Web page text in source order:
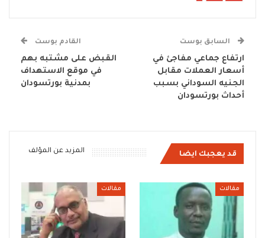
السابق بوست
ارتفاع جماعي مفاجئ في
أسعار العملات مقابل
الجنيه السوداني بسبب
أحداث بورتسودان
القادم بوست
القبض على مشتبه بهم
في موقع الاستهداف
بمدنية بورتسودان
قد يعجبك ايضا المزيد عن المؤلف
مقالات مقالات